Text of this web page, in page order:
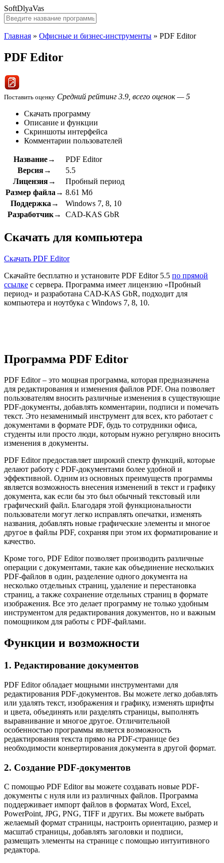
SoftDlyaVas
Главная » Офисные и бизнес-инструменты » PDF Editor
PDF Editor
Поставить оценку Средний рейтинг 3.9, всего оценок — 5
Скачать программу
Описание и функции
Скриншоты интерфейса
Комментарии пользователей
Название→
PDF Editor
Версия→
5.5
Лицензия→
Пробный период
Размер файла→ 8.61 Мб
Поддержка→
Windows 7, 8, 10
Разработчик→
CAD-KAS GbR
Скачать для компьютера
Скачать PDF Editor
Скачайте бесплатно и установите PDF Editor 5.5 по прямой
ссылке с сервера. Программа имеет лицензию «Пробный
период» и разработана CAD-KAS GbR, подходит для
компьютера и ноутбука с Windows 7, 8, 10.
Программа PDF Editor
PDF Editor – это мощная программа, которая предназначена
для редактирования и изменения файлов PDF. Она позволяет
пользователям вносить различные изменения в существующие
PDF-документы, добавлять комментарии, подписи и помечать
текст. Это незаменимый инструмент для всех, кто работает с
документами в формате PDF, будь то сотрудники офиса,
студенты или просто люди, которым нужно регулярно вносить
изменения в документы.
PDF Editor предоставляет широкий спектр функций, которые
делают работу с PDF-документами более удобной и
эффективной. Одним из основных преимуществ программы
является возможность внесения изменений в текст и графику
документа, как если бы это был обычный текстовый или
графический файл. Благодаря этой функциональности
пользователи могут легко исправлять опечатки, изменять
названия, добавлять новые графические элементы и многое
другое в файлы PDF, сохраняя при этом их форматирование и
качество.
Кроме того, PDF Editor позволяет производить различные
операции с документами, такие как объединение нескольких
PDF-файлов в один, разделение одного документа на
несколько отдельных страниц, удаление и перестановка
страниц, а также сохранение отдельных страниц в формате
изображения. Все это делает программу не только удобным
инструментом для редактирования документов, но и важным
помощником для работы с PDF-файлами.
Функции и возможности
1. Редактирование документов
PDF Editor обладает мощными инструментами для
редактирования PDF-документов. Вы можете легко добавлять
или удалять текст, изображения и графику, изменять шрифты
и цвета, объединять или разделять страницы, выполнять
выравнивание и многое другое. Отличительной
особенностью программы является возможность
редактирования текста прямо на PDF-странице без
необходимости конвертирования документа в другой формат.
2. Создание PDF-документов
С помощью PDF Editor вы можете создавать новые PDF-
документы с нуля или из различных файлов. Программа
поддерживает импорт файлов в форматах Word, Excel,
PowerPoint, JPG, PNG, TIFF и других. Вы можете выбрать
желаемый формат страницы, настроить ориентацию, размер и
масштаб страницы, добавлять заголовки и подписи,
размещать элементы на странице с помощью интуитивного
редактора.